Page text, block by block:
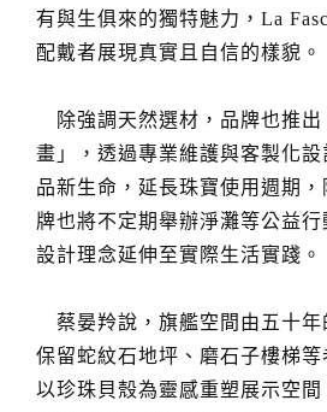
有與生俱來的獨特魅力，La
配戴者展現真實且自信的樣貌。
除強調天然選材，品牌也推出
畫」，透過專業維護與客製化
品新生命，延長珠寶使用週期
牌也將不定期舉辦淨灘等公益
設計理念延伸至實際生活實踐。
蔡晏羚說，旗艦空間由五十年
保留蛇紋石地坪、磨石子樓梯
以珍珠貝殼為靈感重塑展示空